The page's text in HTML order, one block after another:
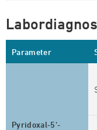
Parameter
Pyridoxal-5‘-